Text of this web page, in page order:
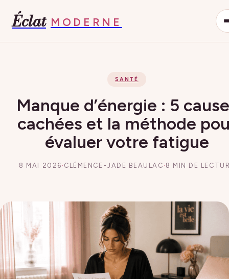
Éclat MODERNE
SANTÉ
Manque d’énergie : 5
cachées et la méthode
évaluer votre fatigue
8 MAI 2026 · CLÉMENCE-JADE BEAULAC · 8 MIN DE